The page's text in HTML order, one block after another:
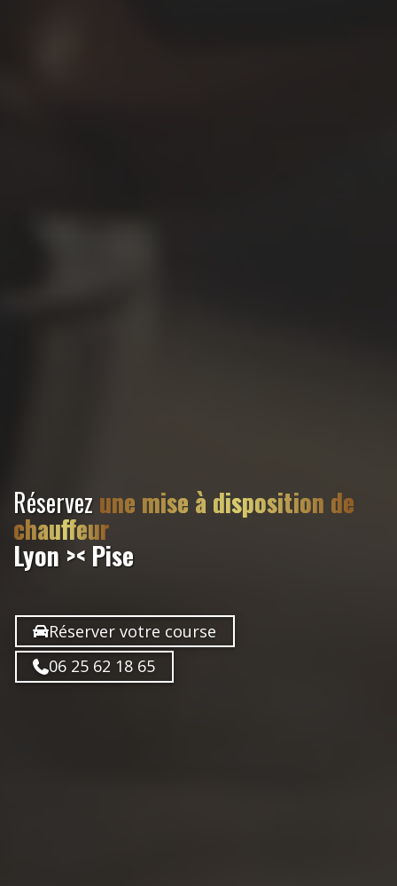
Réservezune mise à disposition de
chauffeur
Lyon >< Pise
Réserver votre course
06 25 62 18 65